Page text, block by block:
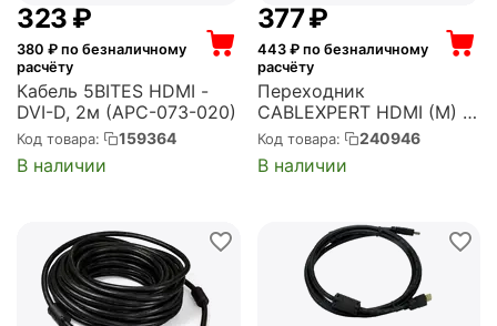
‍323‍ ₽
380 ₽ по безналичному
расчёту
Кабель 5BITES HDMI -
DVI-D, 2м (APC-073-020)
Код товара: 159364
В наличии
‍377‍₽
443₽ по безналичному
расчёту
Переходник
CABLEXPERT HDMI (M) -
VGA (F) + 3.5 mm аудио
(A-HDMI-VGA-02)
Код товара: 240946
В наличии